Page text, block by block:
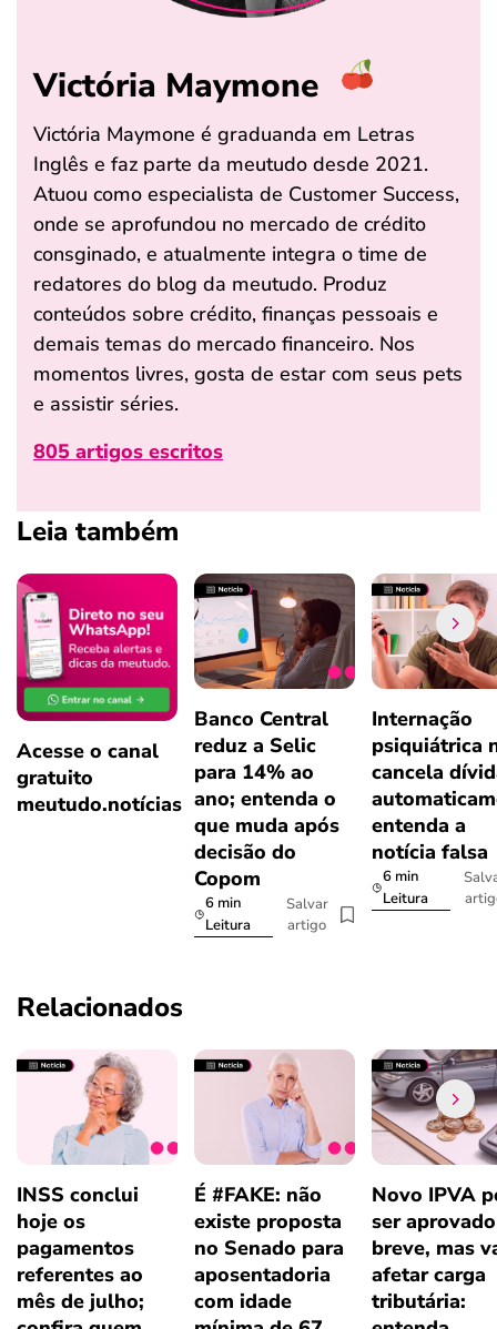
Victória Maymone
Victória Maymone é graduanda em Letras
Inglês e faz parte da meutudo desde 2021.
Atuou como especialista de Customer Success,
onde se aprofundou no mercado de crédito
consginado, e atualmente integra o time de
redatores do blog da meutudo. Produz
conteúdos sobre crédito, finanças pessoais e
demais temas do mercado financeiro. Nos
momentos livres, gosta de estar com seus pets
e assistir séries.
805 artigos escritos
Leia também
Acesse o canal
gratuito
meutudo.notícias
Banco Central
reduz a Selic
para 14% ao
ano; entenda o
que muda após
decisão do
Copom
6 min
Leitura
Salvar
artigo
Internação
psiquiátrica
cancela
entenda a
notícia falsa
6 min
Leitura
Relacionados
INSS conclui
hoje os
pagamentos
referentes ao
mês de julho;
É #FAKE: não
existe proposta
no Senado para
aposentadoria
com idade
Novo IPVA
ser
breve, mas
afetar carga
tributária: